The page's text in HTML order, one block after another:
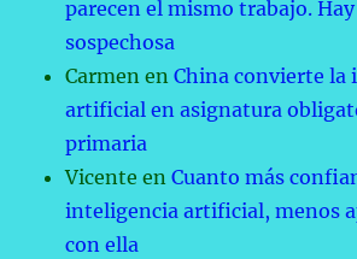
parecen el mismo trabajo.
sospechosa
Carmen enChina convierte la
artificial en asignatura
primaria
Vicente enCuanto más
inteligencia artificial, menos
con ella